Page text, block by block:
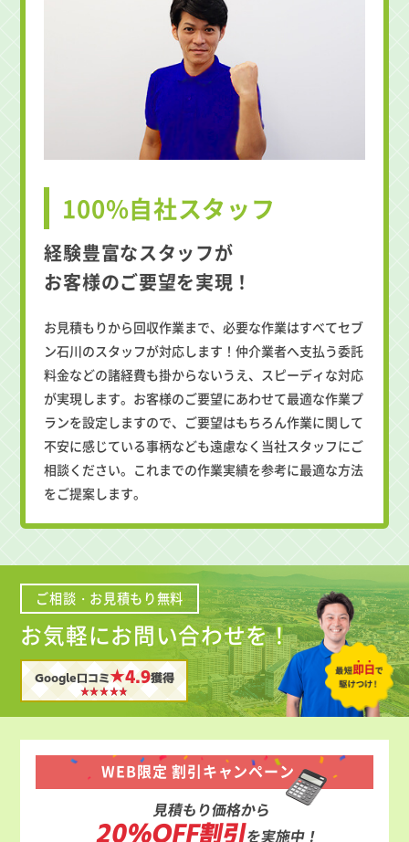
100%自社スタッフ
経験豊富なスタッフが
お客様のご要望を実現！
お見積もりから回収作業まで、必要な作業はすべてセブ
ン石川のスタッフが対応します！仲介業者へ支払う委託
料金などの諸経費も掛からないうえ、スピーディな対応
が実現します。お客様のご要望にあわせて最適な作業プ
ランを設定しますので、ご要望はもちろん作業に関して
不安に感じている事柄なども遠慮なく当社スタッフにご
相談ください。これまでの作業実績を参考に最適な方法
をご提案します。
ご相談・お見積もり無料
お気軽にお問い合わせを！
Google口コミ★4.9獲得
WEB限定 割引キャンペーン
見積もり価格から
20%OFF割引を実施中！